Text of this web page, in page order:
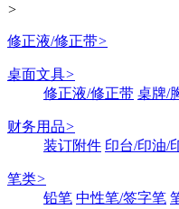
>
修正液/修正带>
桌面文具>
修正液/修正带 桌牌/
财务用品>
装订附件 印台/印油/
笔类>
铅笔 中性笔/签字笔